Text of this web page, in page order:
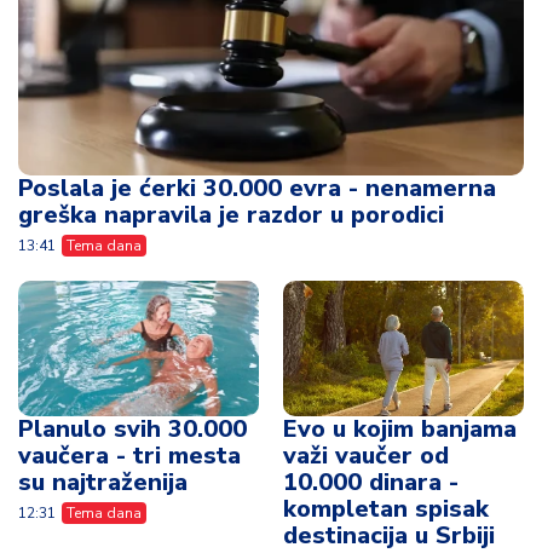
Poslala je ćerki 30.000 evra - nenamerna
greška napravila je razdor u porodici
13:41 Tema dana
Planulo svih 30.000
vaučera - tri mesta
su najtraženija
12:31 Tema dana
Evo u kojim banjama
važi vaučer od
10.000 dinara -
kompletan spisak
destinacija u Srbiji